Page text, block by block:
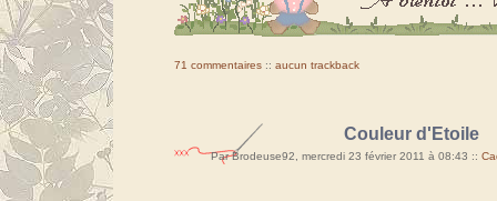
71 commentaires :: aucun trackback
Couleur d'Etoile
Par Brodeuse92, mercredi 23 février 2011 à 08:43 ::